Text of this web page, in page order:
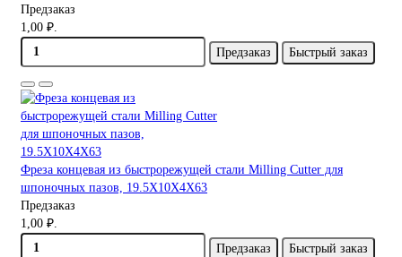
Предзаказ
1,00 ₽.
Предзаказ
Быстрый заказ
Фреза концевая из быстрорежущей стали Milling Cutter для
шпоночных пазов, 19.5X10X4X63
Предзаказ
1,00 ₽.
Предзаказ
Быстрый заказ